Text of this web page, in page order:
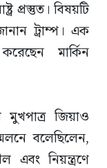
প্রস্তুত। বিষয়টি
ট্রাম্প। এক
মার্কিন
মুখপাত্র জিয়াও
বলেছিলেন,
এবং নিয়ন্ত্রণে